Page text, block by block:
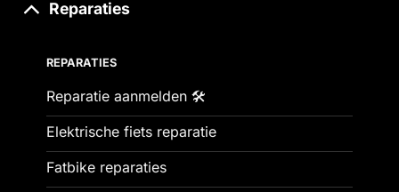
Reparaties
REPARATIES
Reparatie aanmelden 🛠️
Elektrische fiets reparatie
Fatbike reparaties